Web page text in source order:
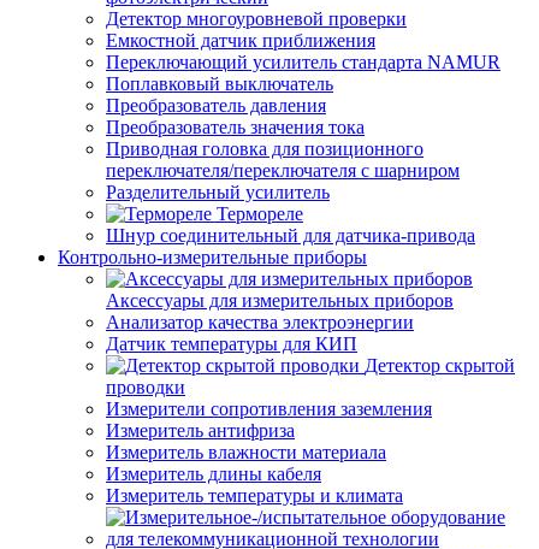
Детектор многоуровневой проверки
Емкостной датчик приближения
Переключающий усилитель стандарта NAMUR
Поплавковый выключатель
Преобразователь давления
Преобразователь значения тока
Приводная головка для позиционного
переключателя/переключателя с шарниром
Разделительный усилитель
Термореле
Шнур соединительный для датчика-привода
Контрольно-измерительные приборы
Аксессуары для измерительных приборов
Анализатор качества электроэнергии
Датчик температуры для КИП
Детектор скрытой
проводки
Измерители сопротивления заземления
Измеритель антифриза
Измеритель влажности материала
Измеритель длины кабеля
Измеритель температуры и климата